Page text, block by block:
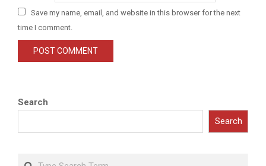
Save my name, email, and website in this browser for the next
time I comment.
Search
Search
Search